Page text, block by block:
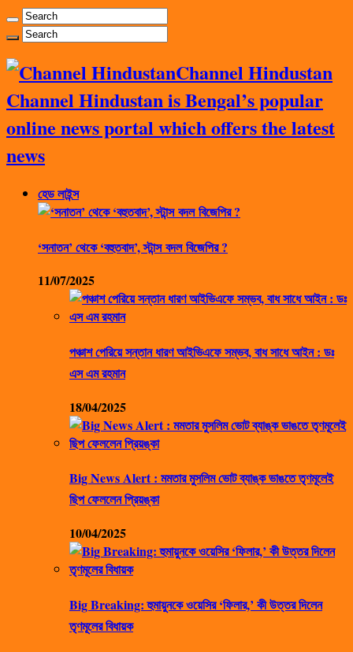
Channel Hindustan
Channel Hindustan is Bengal’s popular
online news portal which offers the latest
news
হেড লাইন্স
‘সনাতন’ থেকে ‘বহুতবাদ’, স্টান্স বদল বিজেপির ?
11/07/2025
পঞ্চাশ পেরিয়ে সন্তান ধারণ আইভিএফে সম্ভব, বাধ সাধে আইন : ডঃ
এস এম রহমান
18/04/2025
Big News Alert : মমতার মুসলিম ভোট ব্যাঙ্ক ভাঙতে তৃণমূলেই
ছিপ ফেললেন প্রিয়ঙ্কা
10/04/2025
Big Breaking: হুমায়ুনকে ওয়েসির ‘ফিলার,’ কী উত্তর দিলেন
তৃণমূলের বিধায়ক